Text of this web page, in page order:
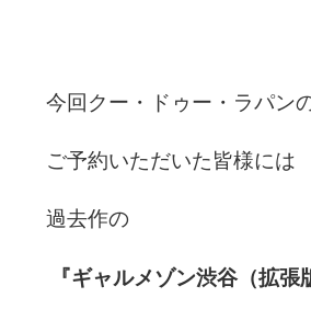
今回クー・ドゥー・ラパン
ご予約いただいた皆様には
過去作の
『ギャルメゾン渋谷（拡張